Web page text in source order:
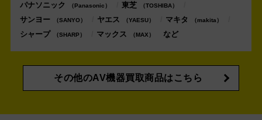
パナソニック
Panasonic 東芝 TOSHIBA
サンヨー SANYO ヤエス YAESU マキタ makita
シャープ SHARP マックス MAX
その他のAV機器買取商品はこちら